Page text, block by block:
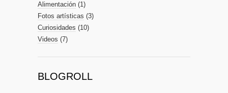
Alimentación (1)
Fotos artísticas (3)
Curiosidades (10)
Videos (7)
BLOGROLL